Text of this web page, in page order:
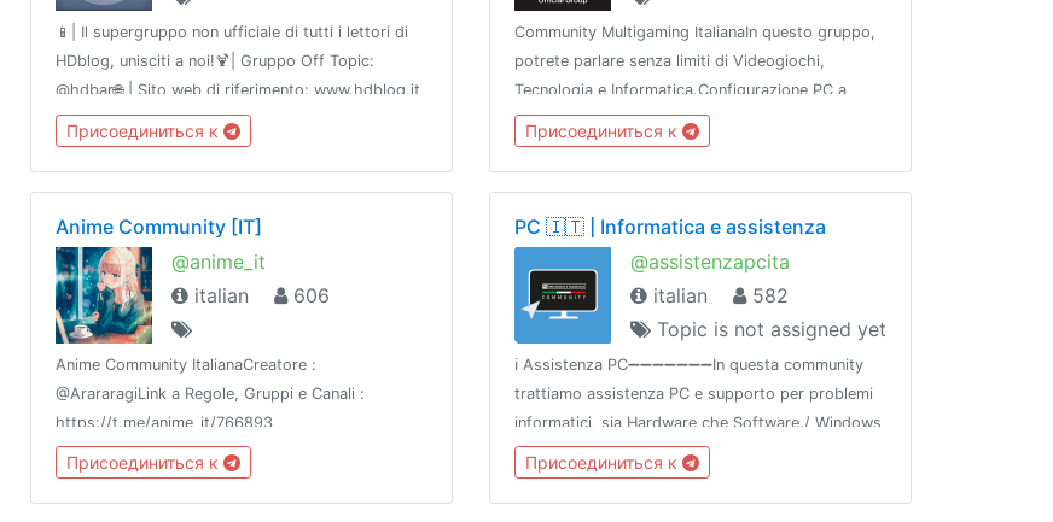
📱| Il supergruppo non ufficiale di tutti i lettori di
HDblog, unisciti a noi!🍹| Gruppo Off Topic:
@hdbar🌐 | Sito web di riferimento: www.hdblog.it
🖇 | Network che ci supportano: @BHSnet e
@flamesnetwork
Присоединиться к
Community Multigaming ItalianaIn questo gruppo,
potrete parlare senza limiti di Videogiochi,
Tecnologia e Informatica.Configurazione PC a
richiesta.➡️ Regolamento: @ElementRules➡️
Canale: @VideogamesItaly➡️ Esplora:
@TimeCorporate
Присоединиться к
Anime Community [IT]
@anime_it
italian
606
Anime Community ItalianaCreatore :
@ArararagiLink a Regole, Gruppi e Canali :
https://t.me/anime_it/766893
Присоединиться к
PC 🇮🇹 | Informatica e assistenza
@assistenzapcita
italian
582
Topic is not assigned yet
ℹ️ Assistenza PC➖➖➖➖➖➖➖In questa community
trattiamo assistenza PC e supporto per problemi
informatici, sia Hardware che Software./ Windows
/ Linux / Mac / Raspberry🔹In Offtopic trattiamo
videogiochi➖➖➖➖➖➖➖🌐 Network:
@gamingitaliangroup
Присоединиться к